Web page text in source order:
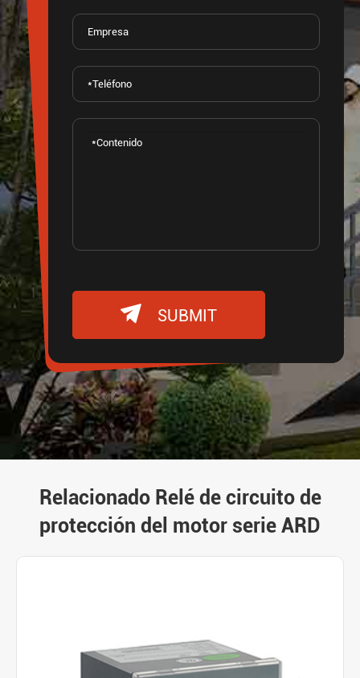
 SUBMIT
Relacionado Relé de circuito de
protección del motor serie ARD